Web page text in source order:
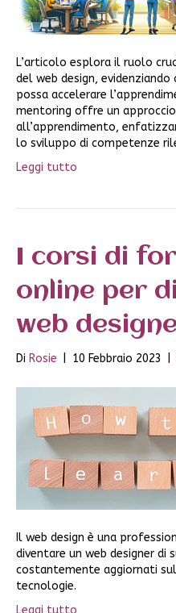
L’articolo esplora il ruolo
del web design,
possa accelerare
mentoring offre un
all’apprendimento,
lo sviluppo di competenze
Leggi tutto
I corsi di
online per
web
Di Rosie 10 Febbraio 2023
Il web design è una
diventare un web designer di
costantemente aggiornati
tecnologie.
Leggi tutto